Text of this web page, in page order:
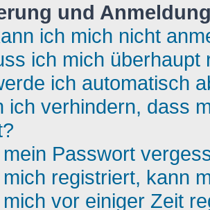
und
ich mich nicht
ich mich überhaupt
ich automatisch
ich verhindern, dass
Passwort
registriert, kann
vor einiger Zeit